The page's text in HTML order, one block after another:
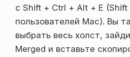
с Shift + Ctrl + Alt + E
пользователей Mac). Вы
выбрать весь холст,
Merged и вставьте